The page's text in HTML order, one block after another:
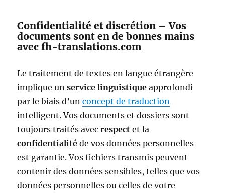
Confidentialité et discrétion – Vos
documents sont en de bonnes mains
avec fh-translations.com
Le traitement de textes en langue étrangère
implique unservice linguistique approfondi
par le biais d’unconcept de traduction
intelligent. Vos documents et dossiers sont
toujours traités avecrespect et la
confidentialité de vos données personnelles
est garantie. Vos fichiers transmis peuvent
contenir des données sensibles, telles que vos
données personnelles ou celles de votre